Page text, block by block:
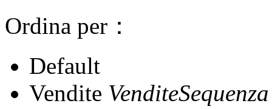
Ordina per：
Default
Vendite VenditeSequenza